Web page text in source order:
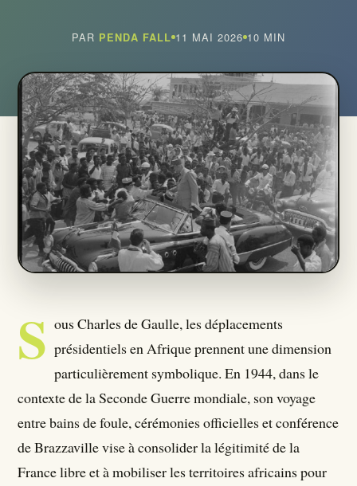
Qui Sommes Nous ?
Seumboy Vrainom:€
Journalistes
S'ABONNER
PAR PENDA FALL 11 MAI 2026 10 MIN
S ous Charles de Gaulle, les déplacements
présidentiels en Afrique prennent une dimension
particulièrement symbolique. En 1944, dans le
contexte de la Seconde Guerre mondiale, son voyage
entre bains de foule, cérémonies officielles et conférence
de Brazzaville vise à consolider la légitimité de la
France libre et à mobiliser les territoires africains pour